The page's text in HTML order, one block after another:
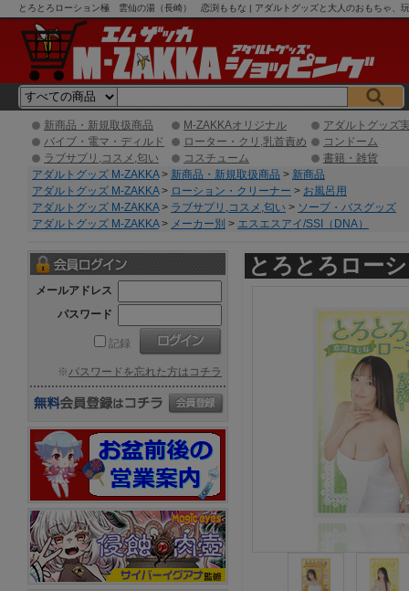
とろとろローション極 雲仙の湯（長崎） 恋渕ももな | アダルトグッズと大人のおもちゃ、
新商品・新規取扱商品 M-ZAKKAオリジナル
アダルトグッズ
バイブ・電マ・ディルド
ローター・クリ,乳首責め
コンドーム
ラブサプリ,コスメ,匂い
コスチューム
書籍・雑貨
アダルトグッズ M-ZAKKA> 新商品・新規取扱商品 > 新商品
アダルトグッズ M-ZAKKA> ローション・クリーナー > お風呂用
アダルトグッズ M-ZAKKA> ラブサプリ,コスメ,匂い > ソープ・バスグッズ
アダルトグッズ M-ZAKKA> メーカー別 > エスエスアイ/SSI（DNA）
とろとろロー
メールアドレス
パスワード
記録
※パスワードを忘れた方はコチラ